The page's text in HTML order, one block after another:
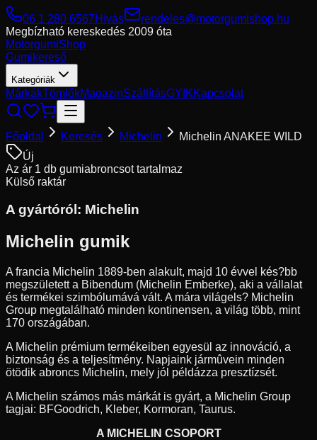
06 1 280 6567Hívás
rendeles@motorgumishop.hu
Megbízható kereskedés 2009 óta
MotorgumiShop
Gumikereső
Kategóriák
MárkákTömlőkMagazinSzállításGYIKKapcsolat
Főoldal Keresés Michelin
Michelin ANAKEE WILD
Új
Az ár 1 db gumiabroncsot tartalmaz
Külső raktár
A gyártóról: Michelin
Michelin gumik
A francia Michelin 1889-ben alakult, majd 10 évvel kés?bb
megszületett a Bibendum (Michelin Emberke), aki a vállalat
és termékei szimbólumává vált. A mára világels? Michelin
Group megtalálható minden kontinensen, a világ több, mint
170 országában.
A Michelin prémium termékeiben egyesül az innováció, a
biztonság és a teljesítmény. Napjaink jármûvein minden
ötödik abroncs Michelin, mely jól példázza presztízsét.
A Michelin számos más márkát is gyárt, a Michelin Group
tagjai: BFGoodrich, Kleber, Kormoran, Taurus.
A MICHELIN CSOPORT